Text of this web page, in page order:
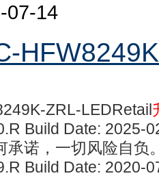
07-14
ZRL-LEDRetail
Build Date: 2025-
承诺，一切风险自负
Build Date: 2020-